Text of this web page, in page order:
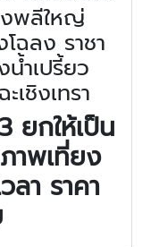
พลีใหญ่
ฉลง ราชา
ำเปรี้ยว
เชิงเทรา
ยกให้เป็น
าพเที่ยง
า ราคา